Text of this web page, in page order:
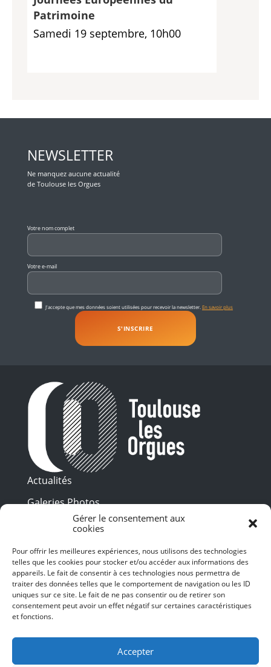
Gérer le consentement aux
cookies
Pour offrir les meilleures expériences, nous utilisons des technologies
telles que les cookies pour stocker et/ou accéder aux informations des
appareils. Le fait de consentir à ces technologies nous permettra de
traiter des données telles que le comportement de navigation ou les ID
uniques sur ce site. Le fait de ne pas consentir ou de retirer son
consentement peut avoir un effet négatif sur certaines caractéristiques
et fonctions.
Accepter
Patrimoine
Samedi 19 septembre, 10h00
NEWSLETTER
Ne manquez aucune actualité
de Toulouse les Orgues
Votre nom complet
Votre e-mail
J'accepte que mes données soient utilisées pour recevoir la newsletter. En savoir plus
Actualités
Galeries Photos
Vidéothèque
Presse
Billetterie
Recrutement
Mentions légales
Politique de confidentialité
SUIVEZ-NOUS